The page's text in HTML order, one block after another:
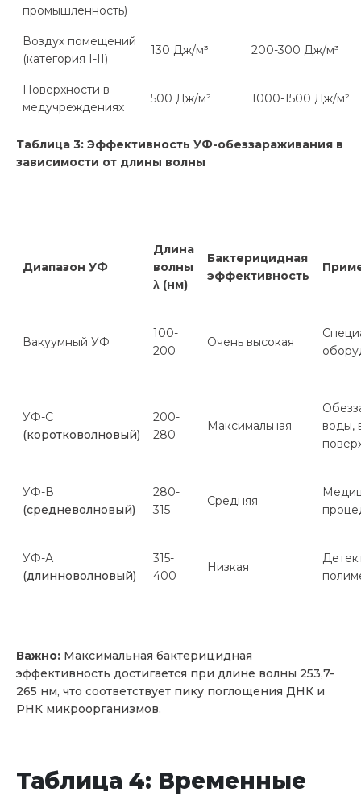
промышленность)
Воздух помещений
(категория I-II)
130 Дж/м³ 200-300 Дж/м³
Поверхности в
медучреждениях
500 Дж/м² 1000-1500 Дж/м²
Таблица 3: Эффективность УФ-обеззараживания в
зависимости от длины волны
Диапазон УФ
Длина
волны
λ (нм)
Бактерицидная
эффективность
Вакуумный УФ
100-
200
Очень высокая
УФ-С
(коротковолновый)
200-
280
Максимальная
воды,
УФ-В
(средневолновый)
280-
315
Средняя
УФ-А
(длинноволновый)
315-
400
Низкая
Важно: Максимальная бактерицидная
эффективность достигается при длине волны 253,7-
265 нм, что соответствует пику поглощения ДНК и
РНК микроорганизмов.
Таблица 4: Временные